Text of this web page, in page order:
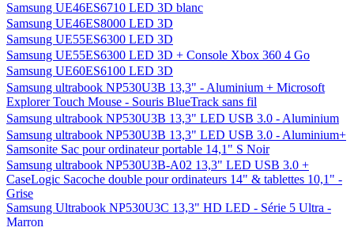
Samsung UE46ES6710 LED 3D blanc
Samsung UE46ES8000 LED 3D
Samsung UE55ES6300 LED 3D
Samsung UE55ES6300 LED 3D + Console Xbox 360 4 Go
Samsung UE60ES6100 LED 3D
Samsung ultrabook NP530U3B 13,3" - Aluminium + Microsoft
Explorer Touch Mouse - Souris BlueTrack sans fil
Samsung ultrabook NP530U3B 13,3" LED USB 3.0 - Aluminium
Samsung ultrabook NP530U3B 13,3" LED USB 3.0 - Aluminium+
Samsonite Sac pour ordinateur portable 14,1" S Noir
Samsung ultrabook NP530U3B-A02 13,3" LED USB 3.0 +
CaseLogic Sacoche double pour ordinateurs 14" & tablettes 10,1" -
Grise
Samsung Ultrabook NP530U3C 13,3" HD LED - Série 5 Ultra -
Marron